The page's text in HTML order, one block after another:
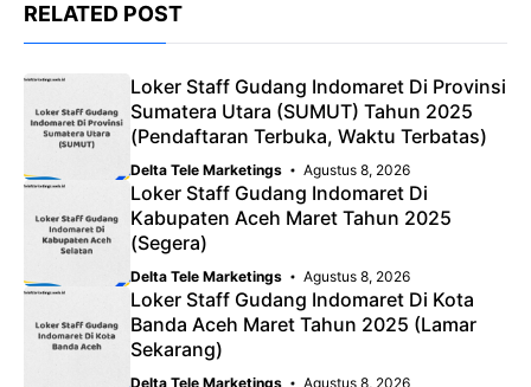
RELATED POST
Loker Staff Gudang Indomaret Di Provinsi
Sumatera Utara (SUMUT) Tahun 2025
(Pendaftaran Terbuka, Waktu Terbatas)
Delta Tele Marketings Agustus 8, 2026
Loker Staff Gudang Indomaret Di
Kabupaten Aceh Maret Tahun 2025
(Segera)
Delta Tele Marketings Agustus 8, 2026
Loker Staff Gudang Indomaret Di Kota
Banda Aceh Maret Tahun 2025 (Lamar
Sekarang)
Delta Tele Marketings Agustus 8, 2026